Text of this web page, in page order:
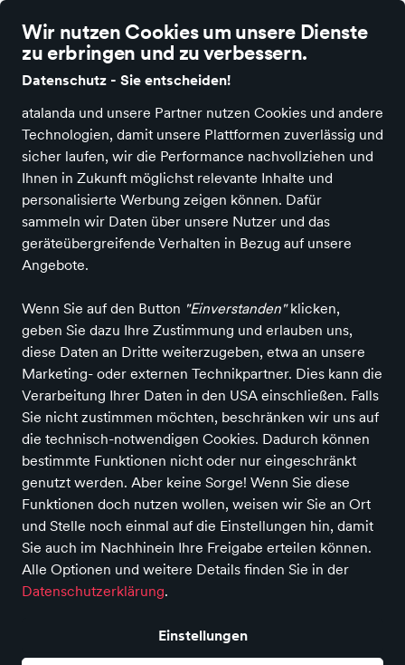
Wir nutzen Cookies um unsere Dienste
zu erbringen und zu verbessern.
Datenschutz - Sie entscheiden!
atalanda und unsere Partner nutzen Cookies und andere
Technologien, damit unsere Plattformen zuverlässig und
sicher laufen, wir die Performance nachvollziehen und
Ihnen in Zukunft möglichst relevante Inhalte und
personalisierte Werbung zeigen können. Dafür
sammeln wir Daten über unsere Nutzer und das
geräteübergreifende Verhalten in Bezug auf unsere
Angebote.
Wenn Sie auf den Button "Einverstanden"klicken,
geben Sie dazu Ihre Zustimmung und erlauben uns,
diese Daten an Dritte weiterzugeben, etwa an unsere
Marketing- oder externen Technikpartner. Dies kann die
Verarbeitung Ihrer Daten in den USA einschließen. Falls
Sie nicht zustimmen möchten, beschränken wir uns auf
die technisch-notwendigen Cookies. Dadurch können
bestimmte Funktionen nicht oder nur eingeschränkt
genutzt werden. Aber keine Sorge! Wenn Sie diese
Funktionen doch nutzen wollen, weisen wir Sie an Ort
und Stelle noch einmal auf die Einstellungen hin, damit
Sie auch im Nachhinein Ihre Freigabe erteilen können.
Alle Optionen und weitere Details finden Sie in der
Datenschutzerklärung.
Einstellungen
Alle Kategorien Neuheiten Angebote Sportartikel Fashion &
Elba
Alle Produkte
ALLE FILTER
Farbe
222 Produkte